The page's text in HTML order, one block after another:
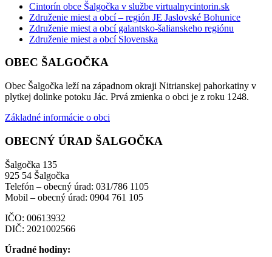
Cintorín obce Šalgočka v službe virtualnycintorin.sk
Združenie miest a obcí – región JE Jaslovské Bohunice
Združenie miest a obcí galantsko-šalianskeho regiónu
Združenie miest a obcí Slovenska
OBEC ŠALGOČKA
Obec Šalgočka leží na západnom okraji Nitrianskej pahorkatiny v
plytkej dolinke potoku Jác. Prvá zmienka o obci je z roku 1248.
Základné informácie o obci
OBECNÝ ÚRAD ŠALGOČKA
Šalgočka 135
925 54 Šalgočka
Telefón – obecný úrad: 031/786 1105
Mobil – obecný úrad: 0904 761 105
IČO: 00613932
DIČ: 2021002566
Úradné hodiny: